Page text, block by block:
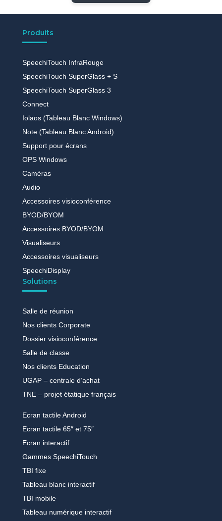
Produits
SpeechiTouch InfraRouge
SpeechiTouch SuperGlass + S
SpeechiTouch SuperGlass 3
Connect
Iolaos (Tableau Blanc Windows)
Note (Tableau Blanc Android)
Support pour écrans
OPS Windows
Caméras
Audio
Accessoires visioconférence
BYOD/BYOM
Accessoires BYOD/BYOM
Visualiseurs
Accessoires visualiseurs
SpeechiDisplay
Solutions
Salle de réunion
Nos clients Corporate
Dossier visioconférence
Salle de classe
Nos clients Education
UGAP – centrale d’achat
TNE – projet étatique français
Ecran tactile Android
Ecran tactile 65″ et 75″
Ecran interactif
Gammes SpeechiTouch
TBI fixe
Tableau blanc interactif
TBI mobile
Tableau numérique interactif